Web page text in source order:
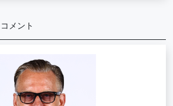
コメント